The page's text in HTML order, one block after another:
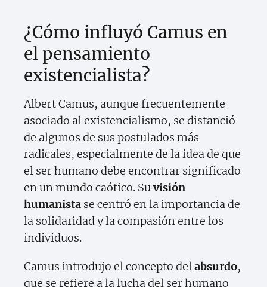
¿Cómo influyó Camus en
el pensamiento
existencialista?
Albert Camus, aunque frecuentemente
asociado al existencialismo, se distanció
de algunos de sus postulados más
radicales, especialmente de la idea de que
el ser humano debe encontrar significado
en un mundo caótico. Suvisión
humanista se centró en la importancia de
la solidaridad y la compasión entre los
individuos.
Camus introdujo el concepto delabsurdo,
que se refiere a la lucha del ser humano